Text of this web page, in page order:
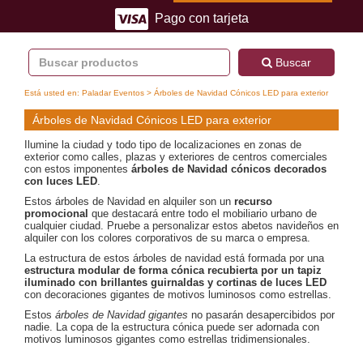
Pago con tarjeta
Buscar
Está usted en: Paladar Eventos > Árboles de Navidad Cónicos LED para exterior
Árboles de Navidad Cónicos LED para exterior
Ilumine la ciudad y todo tipo de localizaciones en zonas de
exterior como calles, plazas y exteriores de centros comerciales
con estos imponentes árboles de Navidad cónicos decorados
con luces LED
Estos árboles de Navidad en alquiler son un recurso
promocional que destacará entre todo el mobiliario urbano de
cualquier ciudad. Pruebe a personalizar estos abetos navideños en
alquiler con los colores corporativos de su marca o empresa.
La estructura de estos árboles de navidad está formada por una
estructura modular de forma cónica recubierta por un tapiz
iluminado con brillantes guirnaldas y cortinas de luces LED
con decoraciones gigantes de motivos luminosos como estrellas.
Estos árboles de Navidad gigantes no pasarán desapercibidos por
nadie. La copa de la estructura cónica puede ser adornada con
motivos luminosos gigantes como estrellas tridimensionales.